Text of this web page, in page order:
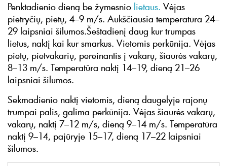
Penktadienio dieną be žymesnio lietaus. Vėjas
pietryčių, pietų, 4–9 m/s. Aukščiausia temperatūra 24–
29 laipsniai šilumos.Šeštadienį daug kur trumpas
lietus, naktį kai kur smarkus. Vietomis perkūnija. Vėjas
pietų, pietvakarių, pereinantis į vakarų, šiaurės vakarų,
8–13 m/s. Temperatūra naktį 14–19, dieną 21–26
laipsniai šilumos.
Sekmadienio naktį vietomis, dieną daugelyje rajonų
trumpai palis, galima perkūnija. Vėjas šiaurės vakarų,
vakarų, naktį 7–12 m/s, dieną 9–14 m/s. Temperatūra
naktį 9–14, pajūryje 15–17, dieną 17–22 laipsniai
šilumos.